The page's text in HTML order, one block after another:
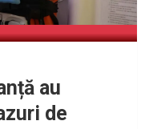
au
de